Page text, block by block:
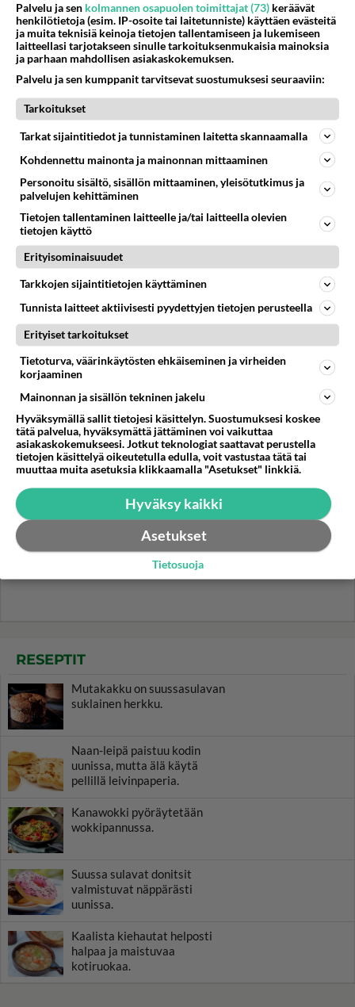
LUETUIMMAT
Muistatko? Kädestä suuhun
elävä Satu sai jättimäisen
miljonääriltä
Tiesitkö? Martina Aitolehden
laulaja
Luetuimmat: Aarne Pelkonen
ja Noora Louhimo vihdoinkin
yhdessä - Tätä moni jo odotti
Danny, 83, teki yllättävän
Helmi Loukasmäki?
Tämä helppo arkiruoka ei jää
syömättä!
RESEPTIT
Mutakakku on suussasulavan
suklainen herkku.
Naan-leipä paistuu kodin
uunissa, mutta älä käytä
pellillä leivinpaperia.
Kanawokki pyöräytetään
wokkipannussa.
Suussa sulavat donitsit
valmistuvat näppärästi
uunissa.
Kaalista kiehautat helposti
halpaa ja maistuvaa
kotiruokaa.
Palvelu ja sen kolmannen osapuolen toimittajat (73) keräävät
henkilötietoja (esim. IP-osoite tai laitetunniste) käyttäen evästeitä
ja muita teknisiä keinoja tietojen tallentamiseen ja lukemiseen
laitteellasi tarjotakseen sinulle tarkoituksenmukaisia mainoksia
ja parhaan mahdollisen asiakaskokemuksen.
Palvelu ja sen kumppanit tarvitsevat suostumuksesi seuraaviin:
Tarkoitukset
Tarkat sijaintitiedot ja tunnistaminen laitetta skannaamalla
Kohdennettu mainonta ja mainonnan mittaaminen
Personoitu sisältö, sisällön mittaaminen, yleisötutkimus ja
palvelujen kehittäminen
Tietojen tallentaminen laitteelle ja/tai laitteella olevien
tietojen käyttö
Erityisominaisuudet
Tarkkojen sijaintitietojen käyttäminen
Tunnista laitteet aktiivisesti pyydettyjen tietojen perusteella
Erityiset tarkoitukset
Tietoturva, väärinkäytösten ehkäiseminen ja virheiden
korjaaminen
Mainonnan ja sisällön tekninen jakelu
Hyväksymällä sallit tietojesi käsittelyn. Suostumuksesi koskee
tätä palvelua, hyväksymättä jättäminen voi vaikuttaa
asiakaskokemukseesi. Jotkut teknologiat saattavat perustella
tietojen käsittelyä oikeutetulla edulla, voit vastustaa tätä tai
muuttaa muita asetuksia klikkaamalla "Asetukset" linkkiä.
Hyväksy kaikki
Asetukset
Tietosuoja